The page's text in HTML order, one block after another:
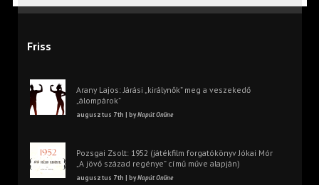
Friss
Arany Lajos: Járási „királynők” meg a veszekedő
„álompárok”
augusztus 7th | byNapút Online
Pozsgai Zsolt: 1952 (játékfilm forgatókönyv Jókai Mór
„A jövő század regénye” című műve alapján)
augusztus 7th | byNapút Online